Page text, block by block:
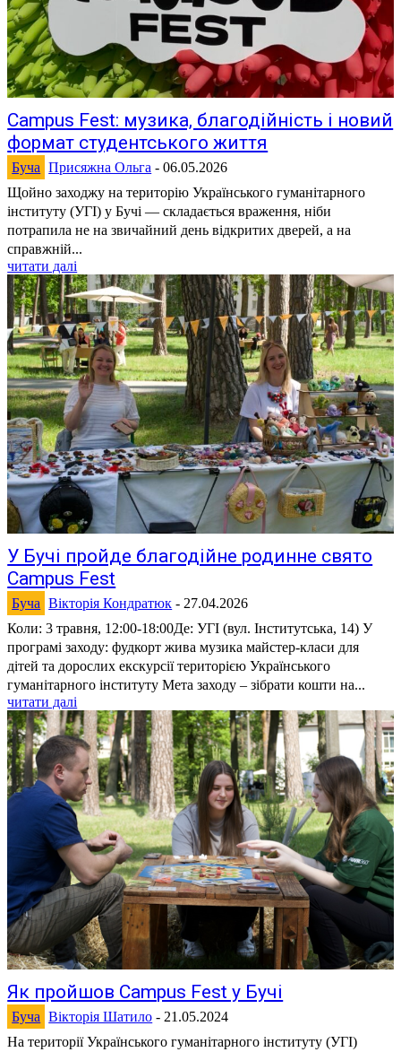
Campus Fest: музика, благодійність і новий
формат студентського життя
Буча Присяжна Ольга - 06.05.2026
Щойно заходжу на територію Українського гуманітарного
інституту (УГІ) у Бучі — складається враження, ніби
потрапила не на звичайний день відкритих дверей, а на
справжній...
читати далі
У Бучі пройде благодійне родинне свято
Campus Fest
Буча Вікторія Кондратюк - 27.04.2026
Коли: 3 травня, 12:00-18:00Де: УГІ (вул. Інститутська, 14) У
програмі заходу: фудкорт жива музика майстер-класи для
дітей та дорослих екскурсії територією Українського
гуманітарного інституту Мета заходу – зібрати кошти на...
читати далі
Як пройшов Campus Fest у Бучі
Буча Вікторія Шатило - 21.05.2024
На території Українського гуманітарного інституту (УГІ)